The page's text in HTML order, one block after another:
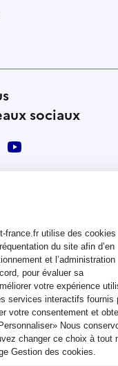
sociaux
gouvernement.fr
data.gouv.fr